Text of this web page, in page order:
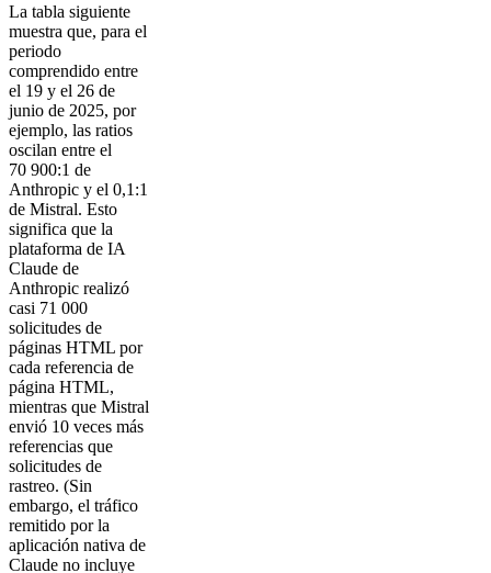
La tabla siguiente
muestra que, para el
periodo
comprendido entre
el 19 y el 26 de
junio de 2025, por
ejemplo, las ratios
oscilan entre el
70 900:1 de
Anthropic y el 0,1:1
de Mistral. Esto
significa que la
plataforma de IA
Claude de
Anthropic realizó
casi 71 000
solicitudes de
páginas HTML por
cada referencia de
página HTML,
mientras que Mistral
envió 10 veces más
referencias que
solicitudes de
rastreo. (Sin
embargo, el tráfico
remitido por la
aplicación nativa de
Claude no incluye